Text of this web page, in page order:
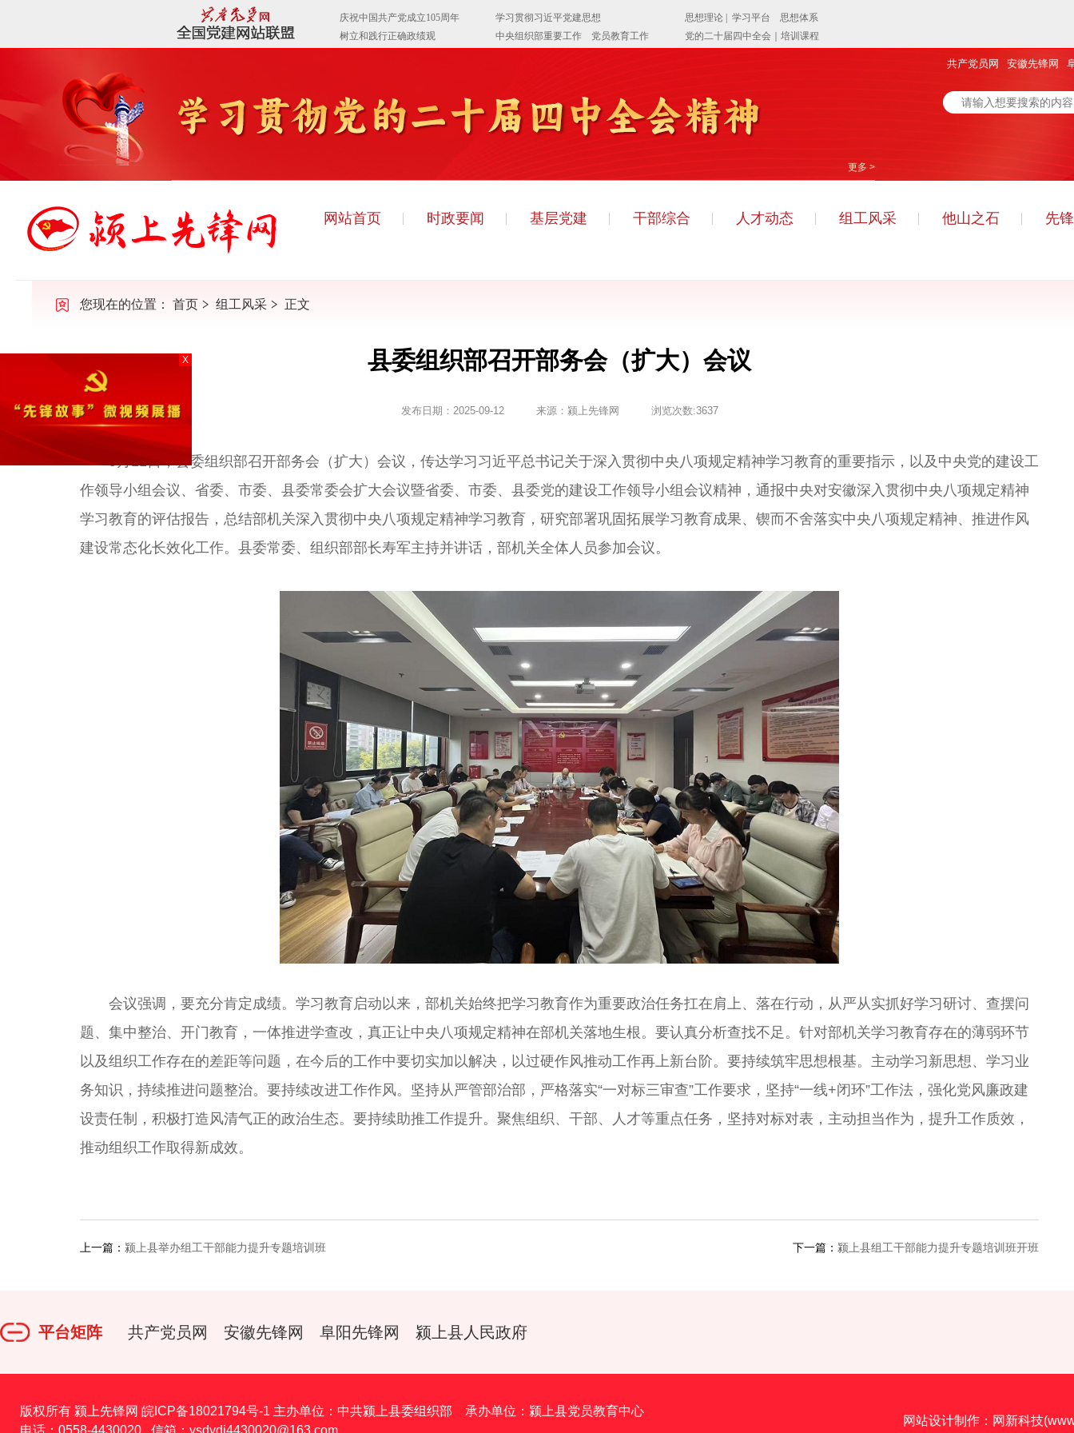
X
共产党员网 安徽先锋网
更多 >
网站首页 时政要闻 基层党建 干部综合 人才动态 组工风采 他山之石 先
您现在的位置： 首页 组工风采 正文
县委组织部召开部务会（扩大）会议
发布日期： 2025-09-12 来源： 颍上先锋网 浏览次数:3637
9月11日，县委组织部召开部务会（扩大）会议，传达学习习近平总书记关于深入贯彻中央八项规定精神学习教育的重要指示，以及中央党的建设工
作领导小组会议、省委、市委、县委常委会扩大会议暨省委、市委、县委党的建设工作领导小组会议精神，通报中央对安徽深入贯彻中央八项规定精神
学习教育的评估报告，总结部机关深入贯彻中央八项规定精神学习教育，研究部署巩固拓展学习教育成果、锲而不舍落实中央八项规定精神、推进作风
建设常态化长效化工作。县委常委、组织部部长寿军主持并讲话，部机关全体人员参加会议。
会议强调，要充分肯定成绩。学习教育启动以来，部机关始终把学习教育作为重要政治任务扛在肩上、落在行动，从严从实抓好学习研讨、查摆问
题、集中整治、开门教育，一体推进学查改，真正让中央八项规定精神在部机关落地生根。要认真分析查找不足。针对部机关学习教育存在的薄弱环节
以及组织工作存在的差距等问题，在今后的工作中要切实加以解决，以过硬作风推动工作再上新台阶。要持续筑牢思想根基。主动学习新思想、学习业
务知识，持续推进问题整治。要持续改进工作作风。坚持从严管部治部，严格落实“一对标三审查”工作要求，坚持“一线+闭环”工作法，强化党风廉政建
设责任制，积极打造风清气正的政治生态。要持续助推工作提升。聚焦组织、干部、人才等重点任务，坚持对标对表，主动担当作为，提升工作质效，
推动组织工作取得新成效。
上一篇： 颍上县举办组工干部能力提升专题培训班 下一篇： 颍上县组工干部能力提升专题培训班开班
平台矩阵 共产党员网 安徽先锋网 阜阳先锋网 颍上县人民政府
版权所有 颍上先锋网 皖ICP备18021794号-1 主办单位：中共颍上县委组织部 承办单位：颍上县党员教育中心
电话：0558-4430020 信箱：ysdydj4430020@163.com
网站设计制作： 网新科技